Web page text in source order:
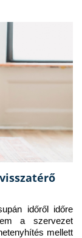
időről időre
a szervezet
mellett